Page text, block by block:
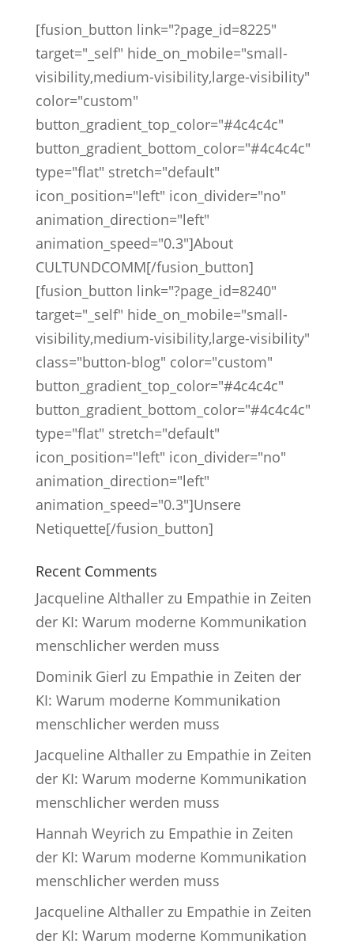
[fusion_button link="?page_id=8225"
target="_self" hide_on_mobile="small-
visibility,medium-visibility,large-visibility"
color="custom"
button_gradient_top_color="#4c4c4c"
button_gradient_bottom_color="#4c4c4c"
type="flat" stretch="default"
icon_position="left" icon_divider="no"
animation_direction="left"
animation_speed="0.3"]About
CULTUNDCOMM[/fusion_button]
[fusion_button link="?page_id=8240"
target="_self" hide_on_mobile="small-
visibility,medium-visibility,large-visibility"
class="button-blog" color="custom"
button_gradient_top_color="#4c4c4c"
button_gradient_bottom_color="#4c4c4c"
type="flat" stretch="default"
icon_position="left" icon_divider="no"
animation_direction="left"
animation_speed="0.3"]Unsere
Netiquette[/fusion_button]
Recent Comments
Jacqueline Althallerzu Empathie in Zeiten
der KI: Warum moderne Kommunikation
menschlicher werden muss
Dominik Gierl zu Empathie in Zeiten der
KI: Warum moderne Kommunikation
menschlicher werden muss
Jacqueline Althallerzu Empathie in Zeiten
der KI: Warum moderne Kommunikation
menschlicher werden muss
Hannah Weyrich zu Empathie in Zeiten
der KI: Warum moderne Kommunikation
menschlicher werden muss
Jacqueline Althallerzu Empathie in Zeiten
der KI: Warum moderne Kommunikation